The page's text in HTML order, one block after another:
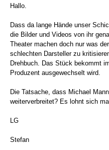
Hallo.
Dass da lange Hände unser
die Bilder und Videos von ihr
Theater machen doch nur was
schlechten Darsteller zu
Drehbuch. Das Stück bekommt
Produzent ausgewechselt wird.
Die Tatsache, dass Michael
weiterverbreitet? Es lohnt sich
LG
Stefan